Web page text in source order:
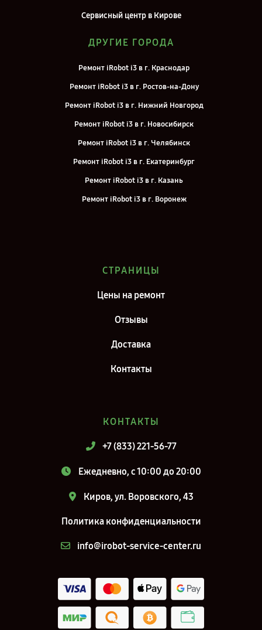
Сервисный центр в Кирове
ДРУГИЕ ГОРОДА
Ремонт iRobot i3 в г. Краснодар
Ремонт iRobot i3 в г. Ростов-на-Дону
Ремонт iRobot i3 в г. Нижний Новгород
Ремонт iRobot i3 в г. Новосибирск
Ремонт iRobot i3 в г. Челябинск
Ремонт iRobot i3 в г. Екатеринбург
Ремонт iRobot i3 в г. Казань
Ремонт iRobot i3 в г. Воронеж
Ремонт iRobot i3 в г. Санкт-Петербург
СТРАНИЦЫ
Цены на ремонт
Отзывы
Доставка
Контакты
КОНТАКТЫ
+7 (833) 221-56-77
Ежедневно, с 10:00 до 20:00
Киров, ул. Воровского, 43
Политика конфиденциальности
info@irobot-service-center.ru